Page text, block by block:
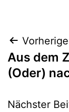
Aus dem
(Oder)
Nächster